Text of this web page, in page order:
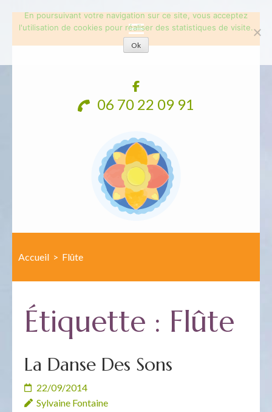
06 70 22 09 91
Accueil > Flûte
Étiquette : Flûte
La Danse Des Sons
22/09/2014
Sylvaine Fontaine
En poursuivant votre navigation sur ce site, vous acceptez
l'utilisation de cookies pour réaliser des statistiques de visite.
Ok